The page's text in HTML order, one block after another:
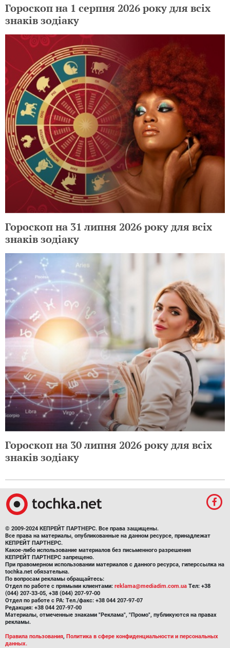
Гороскоп на 1 серпня 2026 року для всіх
знаків зодіаку
Гороскоп на 31 липня 2026 року для всіх
знаків зодіаку
Гороскоп на 30 липня 2026 року для всіх
знаків зодіаку
© 2009-2024 КЕПРЕЙТ ПАРТНЕРС. Все права защищены.
Все права на материалы, опубликованные на данном ресурсе, принадлежат
КЕПРЕЙТ ПАРТНЕРС.
Какое-либо использование материалов без письменного разрешения
КЕПРЕЙТ ПАРТНЕРС запрещено.
При правомерном использовании материалов с данного ресурса, гиперссылка на
tochka.net обязательна.
По вопросам рекламы обращайтесь:
Отдел по работе с прямыми клиентами: reklama@mediadim.com.ua Тел: +38
(044) 207-33-05, +38 (044) 207-97-00
Отдел по работе с РА: Тел./факс: +38 044 207-97-07
Редакция: +38 044 207-97-00
Материалы, отмеченные знаками "Реклама", "Промо", публикуются на правах
рекламы.
Правила пользования, Политика в сфере конфиденциальности и персональных
данных.